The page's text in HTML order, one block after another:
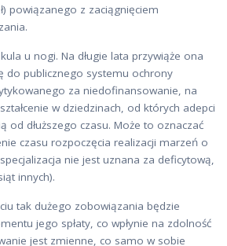
powiązanego z zaciągnięciem
u nogi. Na długie lata przywiąże ona
do publicznego systemu ochrony
za niedofinansowanie, na
w dziedzinach, od których adepci
od dłuższego czasu. Może to oznaczać
czasu rozpoczęcia realizacji marzeń o
nie jest uznana za deficytową,
innych).
tak dużego zobowiązania będzie
jego spłaty, co wpłynie na zdolność
jest zmienne, co samo w sobie